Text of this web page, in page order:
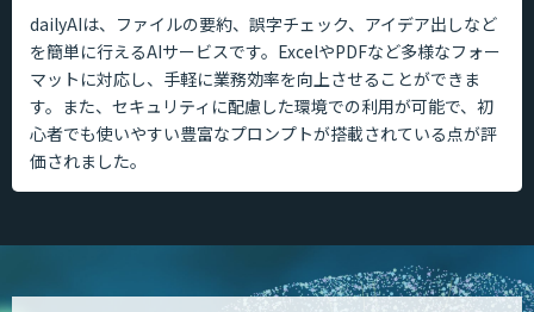
dailyAIは、ファイルの要約、誤字チェック、アイデア出しなど
を簡単に行えるAIサービスです。ExcelやPDFなど多様なフォー
マットに対応し、手軽に業務効率を向上させることができま
す。また、セキュリティに配慮した環境での利用が可能で、初
心者でも使いやすい豊富なプロンプトが搭載されている点が評
価されました。